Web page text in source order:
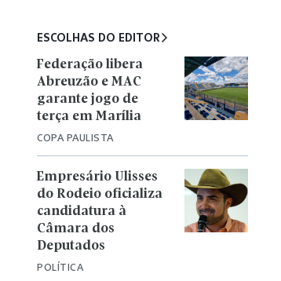
ESCOLHAS DO EDITOR
COPA PAULISTA
Federação libera
Abreuzão e MAC
garante jogo de
terça em Marília
POLÍTICA
Empresário Ulisses
do Rodeio oficializa
candidatura à
Câmara dos
Deputados